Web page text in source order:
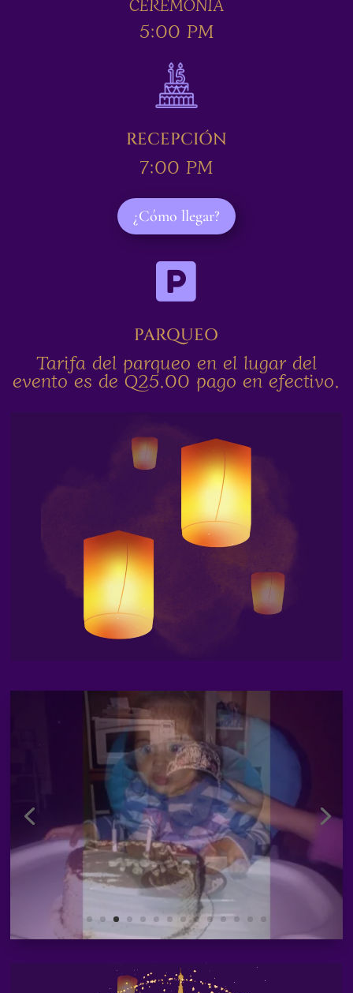
5:00 PM
RECEPCIÓN
7:00 PM
¿Cómo llegar?

PARQUEO
Tarifa del parqueo en el lugar del
evento es de Q25.00 pago en efectivo.